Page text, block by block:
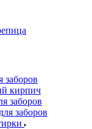
заборов
кирпич
заборов
заборов